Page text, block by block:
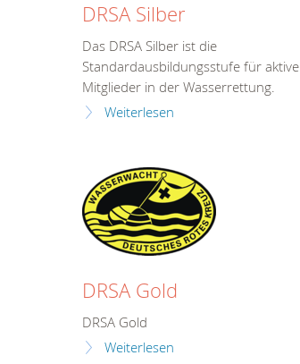
DRSA Silber
Das DRSA Silber ist die
Standardausbildungsstufe für aktive
Mitglieder in der Wasserrettung.
Weiterlesen
DRSA Gold
DRSA Gold
Weiterlesen